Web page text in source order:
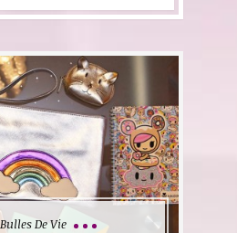
Bulles De Vie